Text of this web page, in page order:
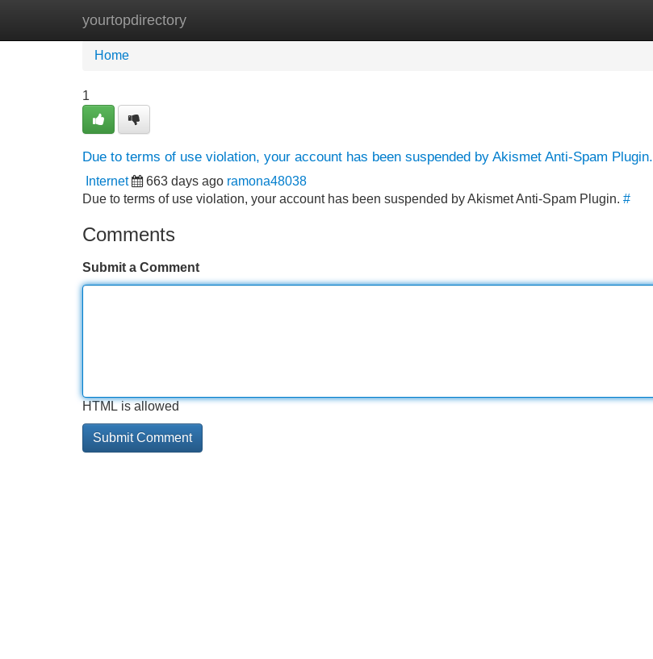
yourtopdirectory
Home New Site Listings
Home
1
Due to terms of use violation, your account has been suspended by Akismet Anti-Spam Plugin.
Internet 663 days ago ramona48038
Due to terms of use violation, your account has been suspended by Akismet Anti-Spam Plugin. #
Comments
Submit a Comment
HTML is allowed